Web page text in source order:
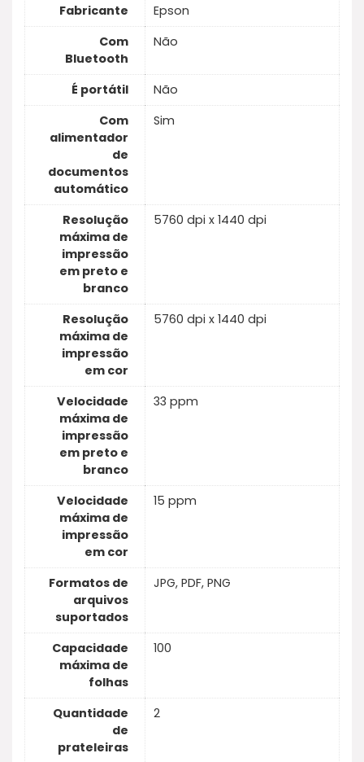
Fabricante
Epson
Com
Bluetooth
Não
É portátil
Não
Com
alimentador
de
documentos
automático
Sim
Resolução
máxima de
impressão
em preto e
branco
5760 dpi x 1440 dpi
Resolução
máxima de
impressão
em cor
5760 dpi x 1440 dpi
Velocidade
máxima de
impressão
em preto e
branco
33 ppm
Velocidade
máxima de
impressão
em cor
15 ppm
Formatos de
arquivos
suportados
JPG, PDF, PNG
Capacidade
máxima de
folhas
100
Quantidade
de
prateleiras
2